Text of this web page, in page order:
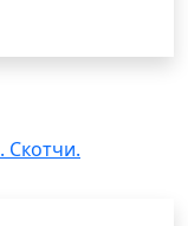
Скотчи.